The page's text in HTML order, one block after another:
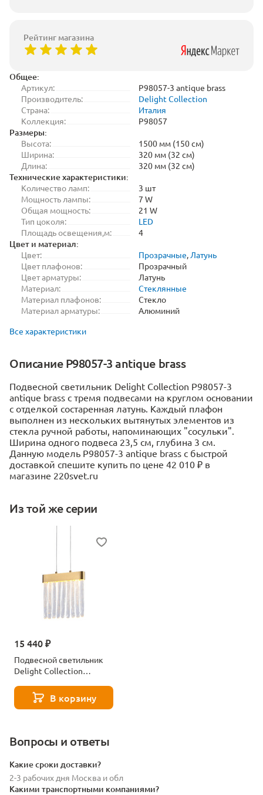
Общее:
Артикул:
P98057-3 antique brass
Производитель:
Delight Collection
Страна:
Италия
Коллекция:
P98057
Размеры:
Высота:
1500 мм (150 см)
Ширина:
320 мм (32 см)
Длина:
320 мм (32 см)
Технические характеристики:
Количество ламп:
3 шт
Мощность лампы:
7 W
Общая мощность:
21 W
Тип цоколя:
LED
Площадь освещения,м:
4
Цвет и материал:
Цвет: Прозрачные, Латунь
Цвет плафонов:
Прозрачный
Цвет арматуры:
Латунь
Материал:
Стеклянные
Материал плафонов:
Стекло
Материал арматуры:
Алюминий
Все характеристики
Описание P98057-3 antique brass
Подвесной светильник Delight Collection P98057-3
antique brass с тремя подвесами на круглом основании
с отделкой состаренная латунь. Каждый плафон
выполнен из нескольких вытянутых элементов из
стекла ручной работы, напоминающих "сосульки".
Ширина одного подвеса 23,5 см, глубина 3 см.
Данную модель P98057-3 antique brass с быстрой
доставкой спешите купить по цене 42 010 ₽ в
магазине 220svet.ru
Из той же серии
15 440 ₽
Подвесной светильник
Delight Collection
В корзину
Вопросы и ответы
Какие сроки доставки?
2-3 рабочих дня Москва и обл
Какими транспортными компаниями?
Рейтинг магазина